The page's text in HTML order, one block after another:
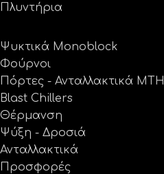
Πλυντήρια
Ψυκτικά Monoblock
Φούρνοι
Πόρτες - Ανταλλακτικά MTH
Blast Chillers
Θέρμανση
Ψύξη - Δροσιά
Ανταλλακτικά
Προσφορές